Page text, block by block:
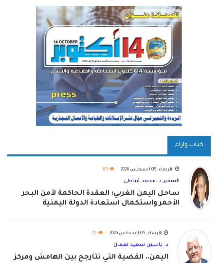
كتاب وآراء
الأربعاء, 05 أغسطس 2026 83
السفير د. محمد قباطي
ساحل اليمن الغربي: العقدة الحاكمة لأمن البحر
الأحمر واستكمال استعادة الدولة اليمنية
الأربعاء, 05 أغسطس 2026 70
د. ياسين سعيد نعمان
اليمن.. القضية التي تتأرجح بين الهامش ومركز